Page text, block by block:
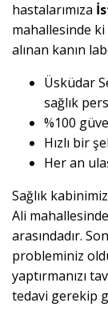
hastalarımıza
mahallesinde ki
alınan kanın
Üsküdar
sağlık
%100
Hızlı bir
Her an
Sağlık
Ali
arasındadır.
probleminiz
yaptırmanızı
tedavi gerekip